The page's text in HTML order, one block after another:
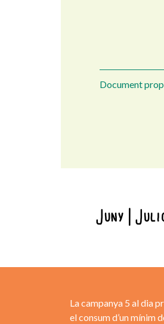
Document
Juny
La campanya 5 al dia
el consum d’un mínim